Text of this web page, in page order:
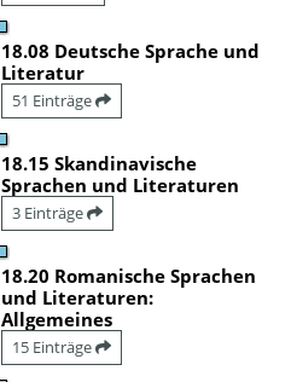
18.08 Deutsche Sprache und
Literatur
51 Einträge
18.15 Skandinavische
Sprachen und Literaturen
3 Einträge
18.20 Romanische Sprachen
und Literaturen:
Allgemeines
15 Einträge